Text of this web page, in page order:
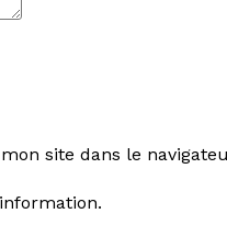
site dans le